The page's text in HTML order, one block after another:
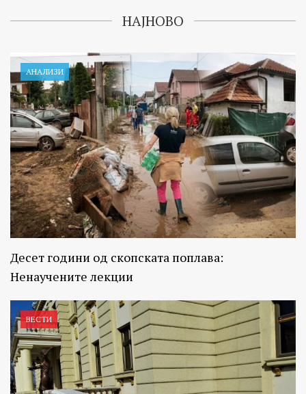
НАЈНОВО
АНАЛИЗИ
Десет години од скопската поплава:
Ненаучените лекции
ВЕСТИ